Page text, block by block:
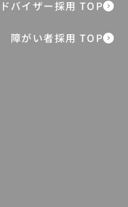
障がい者採用 TOP